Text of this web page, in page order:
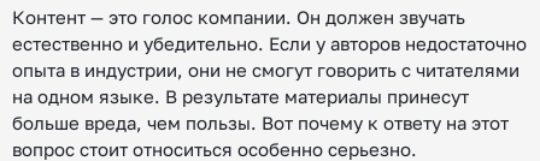
Контент — это голос компании. Он должен звучать
естественно и убедительно. Если у авторов недостаточно
опыта в индустрии, они не смогут говорить с читателями
на одном языке. В результате материалы принесут
больше вреда, чем пользы. Вот почему к ответу на этот
вопрос стоит относиться особенно серьезно.